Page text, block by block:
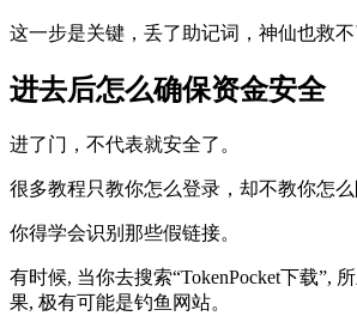
这一步是关键，丢了助记词，神仙也救不
进去后怎么确保资金安全
进了门，不代表就安全了。
很多教程只教你怎么登录，却不教你怎么
你得学会识别那些假链接。
有时候, 当你去搜索“TokenPocket下载”,
果, 极有可能是钓鱼网站。